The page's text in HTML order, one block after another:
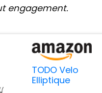
engagement.
TODO Velo
Elliptique